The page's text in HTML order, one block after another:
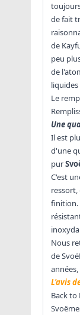
de fait
de
peu
de
Le
Une
Il est
d'une
pur
C'est
finition.
Nous
de
L'avis
Back to